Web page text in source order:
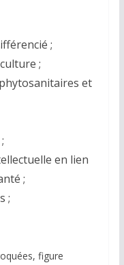
;
;
et
en lien
;
;
figure